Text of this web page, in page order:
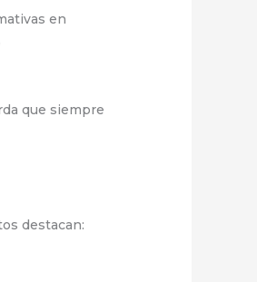
en
que siempre
destacan: